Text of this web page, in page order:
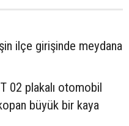
ilçe girişinde meydana
02 plakalı otomobil
büyük bir kaya